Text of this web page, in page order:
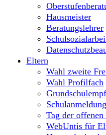
Hausmeister
Beratungslehrer
Eltern
Wahl zweite
Wahl Profilfach
Schulanmeldung
Tag der
WebUntis für